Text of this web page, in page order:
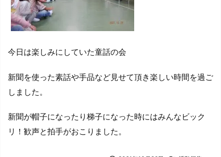
今日は楽しみにしていた童話の会
新聞を使った素話や手品など見せて頂き楽しい時間を過ご
しました。
新聞が帽子になったり梯子になった時にはみんなビック
リ！歓声と拍手がおこりました。